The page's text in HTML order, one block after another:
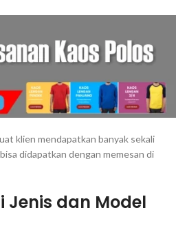
klien mendapatkan banyak sekali
didapatkan dengan memesan di
Jenis dan Model